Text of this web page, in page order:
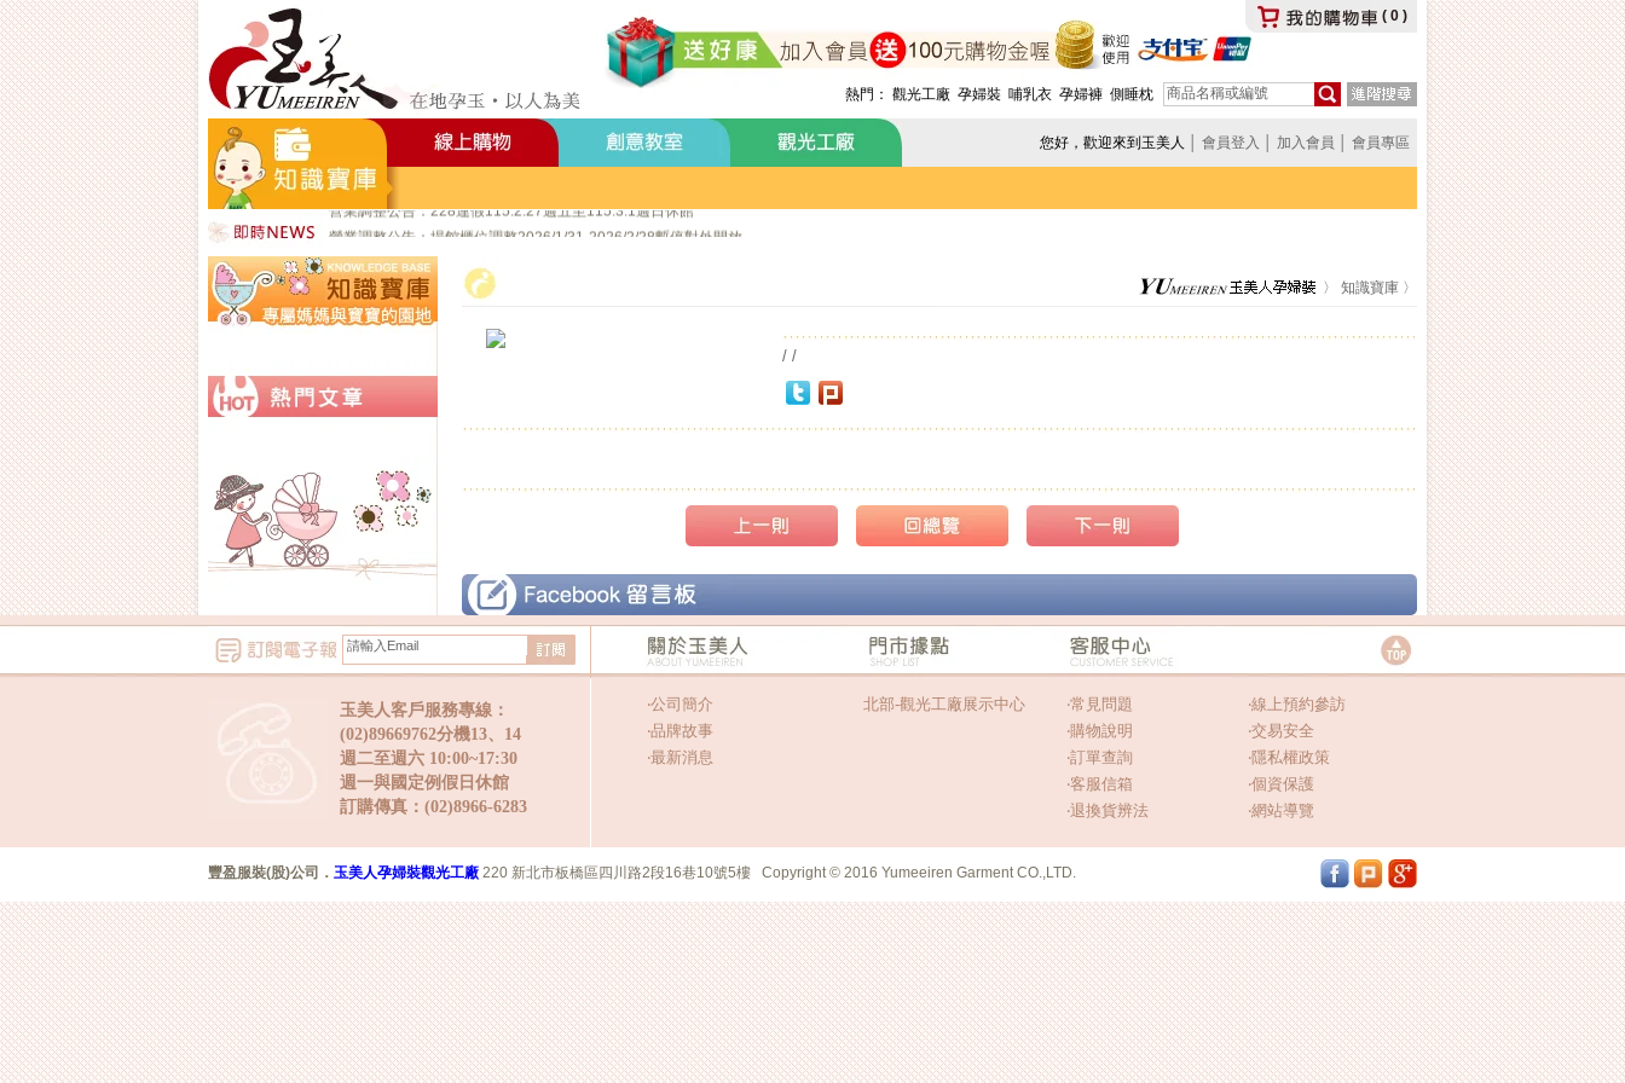
( 0 )
熱門： 觀光工廠 孕婦裝 哺乳衣 孕婦褲 側睡枕
您好，歡迎來到玉美人 會員登入 加入會員 會員專區
好YUN香隨束口袋DIY2026-8月活動報名
營業調整公告：員工教育訓練115.8.1週六全館不對外開放
營業調整公告：115.7.18週六至115.7.19週日休館
營業調整公告：端午連假115.6.19週五至115.6.21週日休館
營業調整公告：五一勞動節連假115.5.1週五至115.5.4週一休館
營業調整公告：兒童節/清明連假115.4.3週五至115.4.6週一休館
營業調整公告：228連假115.2.27週五至115.3.1週日休館
營業調整公告：場館櫃位調整2026/1/31-2026/2/28暫停對外開放
公司總機服務專線02-89669762
玉美人，竭誠歡迎您的加入~新加入會員送購物金100元~
玉美人.板橋門市.觀光工廠歡迎大家使用國民旅遊卡消費!
〉 知識寶庫 〉
/ /
玉美人客戶服務專線：
(02)89669762分機13、14
週二至週六 10:00~17:30
週一與國定例假日休館
訂購傳真：(02)8966-6283
‧公司簡介
‧品牌故事
‧最新消息
北部-觀光工廠展示中心 ‧常見問題
‧購物說明
‧訂單查詢
‧客服信箱
‧退換貨辨法
‧線上預約參訪
‧交易安全
‧隱私權政策
‧個資保護
‧網站導覽
豐盈服裝(股)公司 ． 玉美人孕婦裝觀光工廠 220 新北市板橋區四川路2段16巷10號5樓 Copyright © 2016 Yumeeiren Garment CO.,LTD.